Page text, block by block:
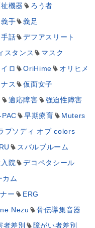
機器
ろう者
義手
義足
手話
デフアスリート
スタンス
マスク
ロ OriHime
オリヒメ
ス
仮面女子
適応障害
強迫性障害
早期療育
Muters
プソディ オブ colors
スバルブルーム
院
デコペタシール
カム
ー
ERG
Nezu
骨伝導集音器
者差別 障がい者差別